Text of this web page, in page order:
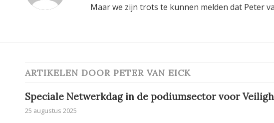
Maar we zijn trots te kunnen melden dat Peter
ARTIKELEN DOOR PETER VAN EICK
Speciale Netwerkdag in de podiumsector voor
25 augustus 2025